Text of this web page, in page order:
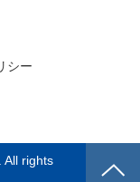
シー
All rights